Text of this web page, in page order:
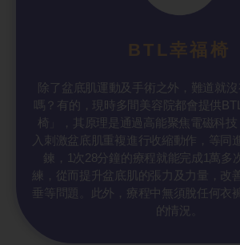
BTL幸福椅
除了盆底肌運動及手術之外，難道就
嗎？有的，現時多間美容院都會提供
椅」，其原理是通過高能聚焦電磁科技
入刺激盆底肌重複進行收縮動作，等同
鍊，1次28分鐘的療程就能完成1萬多
練，從而提升盆底肌的張力及力量，改
垂等問題。此外，療程中無須脫任何衣
的情況。